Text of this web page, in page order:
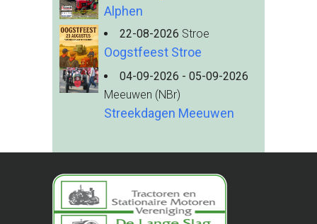
Alphen
22-08-2026 Stroe
Oogstfeest Stroe
04-09-2026 - 05-09-2026
Meeuwen (NBr)
Streekdagen Meeuwen